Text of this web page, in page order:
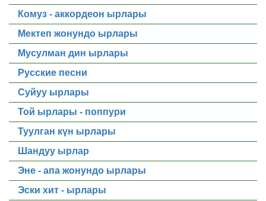
Комуз - аккордеон ырлары
Мектеп жонундо ырлары
Мусулман дин ырлары
Русские песни
Суйуу ырлары
Той ырлары - поппури
Туулган күн ырлары
Шандуу ырлар
Эне - апа жонундо ырлары
Эски хит - ырлары